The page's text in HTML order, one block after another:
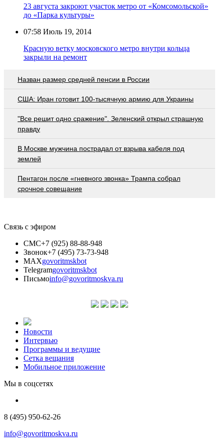
23 августа закроют участок метро от «Комсомольской»
до «Парка культуры»
07:58 Июль 19, 2014
Красную ветку московского метро внутри кольца
закрыли на ремонт
Назван размер средней пенсии в России
США: Иран готовит 100-тысячную армию для Украины
"Все решит одно сражение". Зеленский открыл страшную
правду
В Москве мужчина пострадал от взрыва кабеля под
землей
Пентагон после «гневного звонка» Трампа собрал
срочное совещание
Связь с эфиром
СМС+7 (925) 88-88-948
Звонок+7 (495) 73-73-948
MAXgovoritmskbot
Telegramgovoritmskbot
Письмоinfo@govoritmoskva.ru
Новости
Интервью
Программы и ведущие
Сетка вещания
Мобильное приложение
Мы в соцсетях
8 (495) 950-62-26
info@govoritmoskva.ru